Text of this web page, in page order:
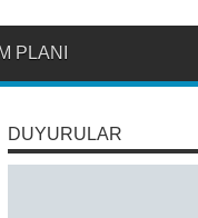
PLANI
DUYURULAR